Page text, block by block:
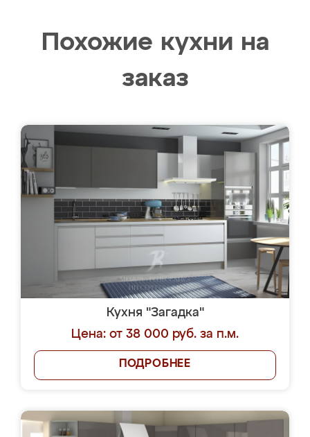
Похожие кухни на
заказ
Кухня "Загадка"
Цена: от 38 000 руб. за п.м.
ПОДРОБНЕЕ